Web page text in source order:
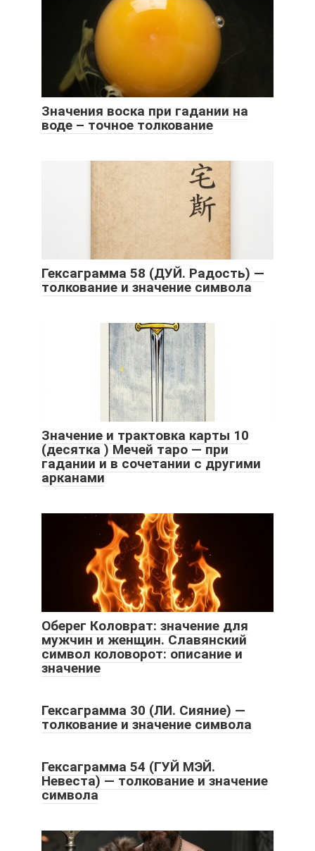
Значения воска при гадании на
воде – точное толкование
Гексаграмма 58 (ДУЙ. Радость) —
толкование и значение символа
Значение и трактовка карты 10
(десятка ) Мечей таро — при
гадании и в сочетании с другими
арканами
Оберег Коловрат: значение для
мужчин и женщин. Славянский
символ коловорот: описание и
значение
Гексаграмма 30 (ЛИ. Сияние) —
толкование и значение символа
Гексаграмма 54 (ГУЙ МЭЙ.
Невеста) — толкование и значение
символа